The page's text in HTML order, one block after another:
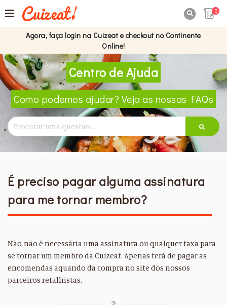
0
Agora, faça login na Cuizeat e checkout no Continente
Online!
Centro de Ajuda
Como podemos ajudar? Veja as nossas FAQs
É preciso pagar alguma assinatura
para me tornar membro?
Não, não é necessária uma assinatura ou qualquer taxa para
se tornar um membro da Cuizeat. Apenas terá de pagar as
encomendas aquando da compra no site dos nossos
parceiros retalhistas.